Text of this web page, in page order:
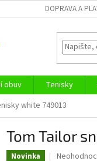
DOPRAVA A
obuv Tenisky
white 749013
Tom Tailor
Novinka
Průměrné